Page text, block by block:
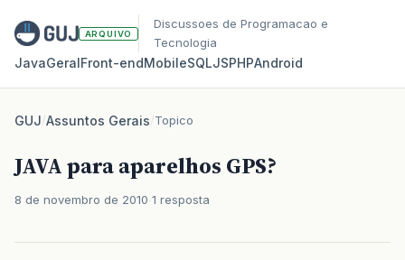
ARQUIVO
Discussoes de Programacao e
Tecnologia
JavaGeralFront‑endMobileSQLJSPHPAndroid
GUJ/Assuntos Gerais/Topico
JAVA para aparelhos GPS?
8 de novembro de 2010 1 resposta